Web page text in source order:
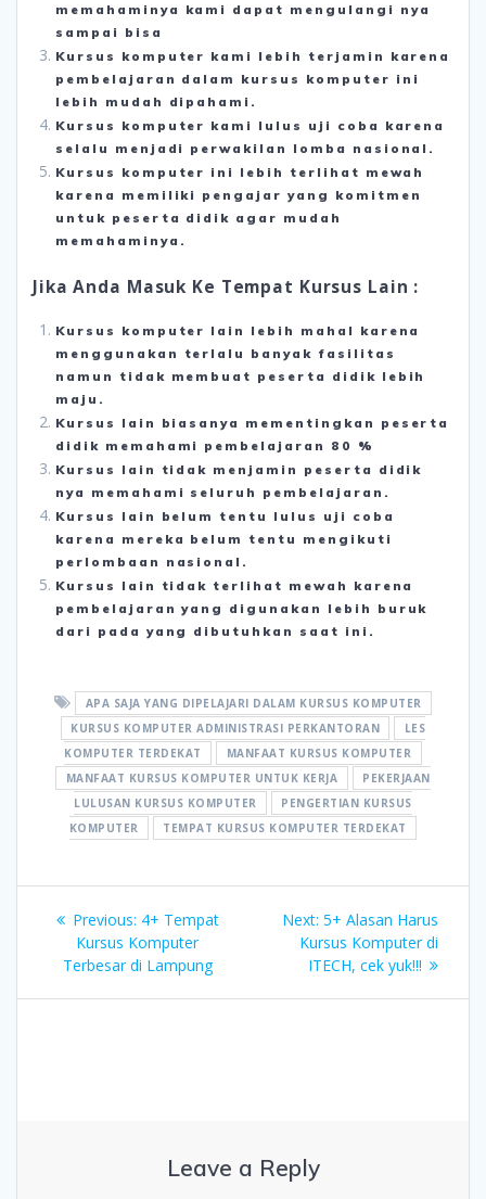
memahaminya kami dapat mengulangi nya
sampai bisa
Kursus komputer kami lebih terjamin karena
pembelajaran dalam kursus komputer ini
lebih mudah dipahami.
Kursus komputer kami lulus uji coba karena
selalu menjadi perwakilan lomba nasional.
Kursus komputer ini lebih terlihat mewah
karena memiliki pengajar yang komitmen
untuk peserta didik agar mudah
memahaminya.
Jika Anda Masuk Ke Tempat Kursus Lain :
Kursus komputer lain lebih mahal karena
menggunakan terlalu banyak fasilitas
namun tidak membuat peserta didik lebih
maju.
Kursus lain biasanya mementingkan peserta
didik memahami pembelajaran 80 %
Kursus lain tidak menjamin peserta didik
nya memahami seluruh pembelajaran.
Kursus lain belum tentu lulus uji coba
karena mereka belum tentu mengikuti
perlombaan nasional.
Kursus lain tidak terlihat mewah karena
pembelajaran yang digunakan lebih buruk
dari pada yang dibutuhkan saat ini.
APA SAJA YANG DIPELAJARI DALAM KURSUS KOMPUTER
KURSUS KOMPUTER ADMINISTRASI PERKANTORAN
LES
KOMPUTER TERDEKAT
MANFAAT KURSUS KOMPUTER
MANFAAT KURSUS KOMPUTER UNTUK KERJA
PEKERJAAN
LULUSAN KURSUS KOMPUTER
PENGERTIAN KURSUS
KOMPUTER
TEMPAT KURSUS KOMPUTER TERDEKAT
Post
navigation
Previous: Previous
post:
4+ Tempat
Kursus Komputer
Terbesar di Lampung
Next: Next
post:
5+ Alasan Harus
Kursus Komputer di
ITECH, cek yuk!!!
Leave a Reply